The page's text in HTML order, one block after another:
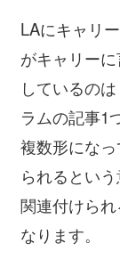
LAにキャリ
がキャリー
しているの
ラムの記事1
複数形になっ
られるとい
関連付けら
なります。